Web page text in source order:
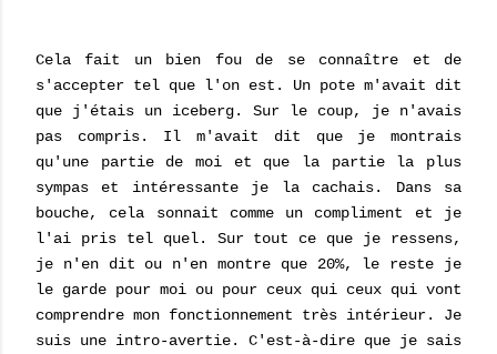
Cela fait un bien fou de se connaître et de
s'accepter tel que l'on est. Un pote m'avait dit
que j'étais un iceberg. Sur le coup, je n'avais
pas compris. Il m'avait dit que je montrais
qu'une partie de moi et que la partie la plus
sympas et intéressante je la cachais. Dans sa
bouche, cela sonnait comme un compliment et je
l'ai pris tel quel. Sur tout ce que je ressens,
je n'en dit ou n'en montre que 20%, le reste je
le garde pour moi ou pour ceux qui ceux qui vont
comprendre mon fonctionnement très intérieur. Je
suis une intro-avertie. C'est-à-dire que je sais